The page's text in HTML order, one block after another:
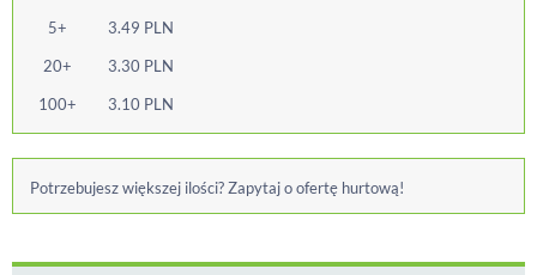
5+
3.49 PLN
20+
3.30 PLN
100+
3.10 PLN
Potrzebujesz większej ilości? Zapytaj o ofertę hurtową!